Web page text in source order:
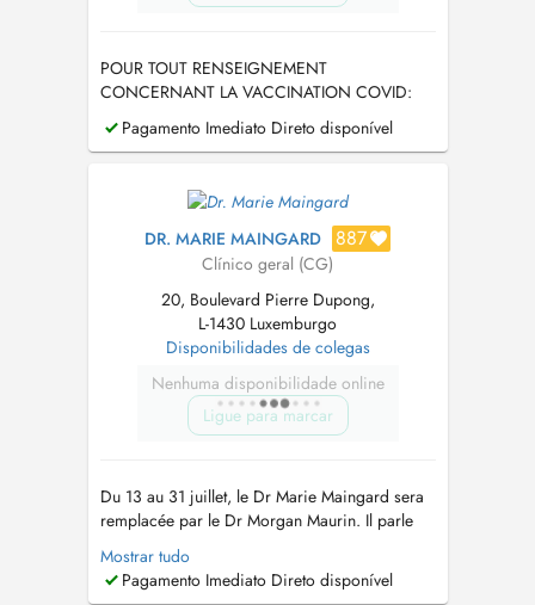
POUR TOUT RENSEIGNEMENT
CONCERNANT LA VACCINATION COVID:
visitez le site
https://covid19.public.lu/fr/vaccination.html
Pagamento Imediato Direto disponível
DR. MARIE MAINGARD 887
Clínico geral (CG)
20, Boulevard Pierre Dupong,
L-1430 Luxemburgo
Disponibilidades de colegas
Nenhuma disponibilidade online
Ligue para marcar
Du 13 au 31 juillet, le Dr Marie Maingard sera
remplacée par le Dr Morgan Maurin. Il parle
couramment le français, l'anglais, l'espagnol et
le portugais. From July 13 to July 31, Dr. Marie
Maingard will be away and will be covered by
Mostrar tudo
Pagamento Imediato Direto disponível